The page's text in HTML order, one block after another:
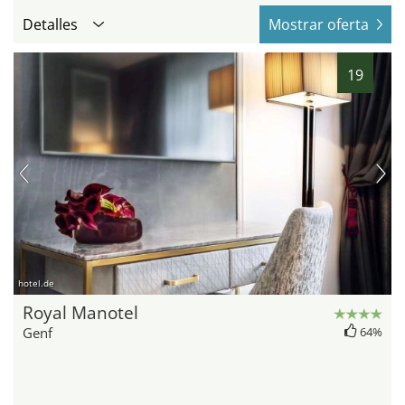
Detalles Mostrar oferta
19
hotel.de
Royal Manotel
Genf 64%